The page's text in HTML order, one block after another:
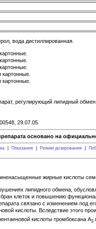
вода дистиллированная.
регулирующий липидный обмен
29.07.05
основано на
Показания Режим дозирования
жирные кислоты
липидного обмена,
клеток и повышению
связано с изменением
кислоты. Вследствие этого
кислоты тромбоксана A3